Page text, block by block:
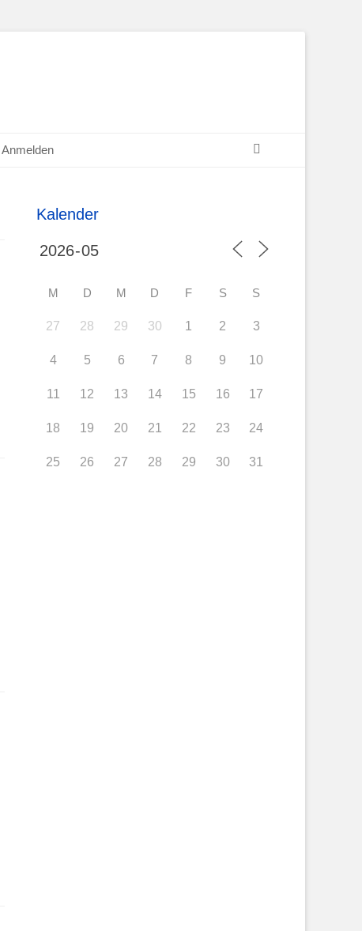
Anmelden
Kalender
M D M D F S S
27 28 29 30 1 2 3
4 5 6 7 8 9 10
11 12 13 14 15 16 17
18 19 20 21 22 23 24
25 26 27 28 29 30 31